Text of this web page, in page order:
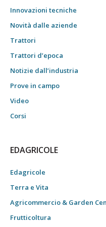
Innovazioni tecniche
Novità dalle aziende
Trattori
Trattori d’epoca
Notizie dall’industria
Prove in campo
Video
Corsi
EDAGRICOLE
Edagricole
Terra e Vita
Agricommercio & Garden
Frutticoltura